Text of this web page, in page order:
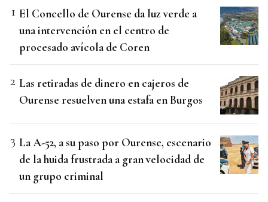
El Concello de Ourense da luz verde a
una intervención en el centro de
procesado avícola de Coren
Las retiradas de dinero en cajeros de
Ourense resuelven una estafa en Burgos
La A-52, a su paso por Ourense, escenario
de la huida frustrada a gran velocidad de
un grupo criminal